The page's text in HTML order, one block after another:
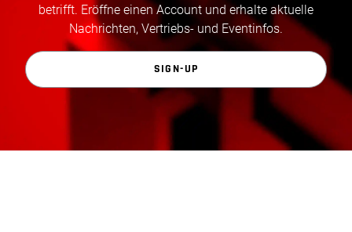
betrifft. Eröffne einen Account und erhalte aktuelle
Nachrichten, Vertriebs- und Eventinfos.
SIGN-UP